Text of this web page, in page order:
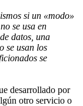
si un «modo»
se usa en
datos, una
se usan los
se
desarrollado por
otro servicio o